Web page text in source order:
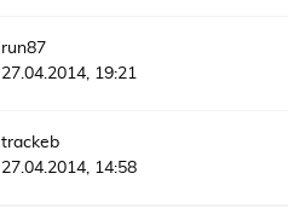
run87
27.04.2014, 19:21
trackeb
27.04.2014, 14:58